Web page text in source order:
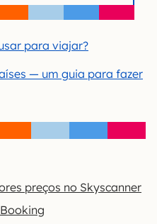
para viajar?
— um guia para fazer
preços no Skyscanner